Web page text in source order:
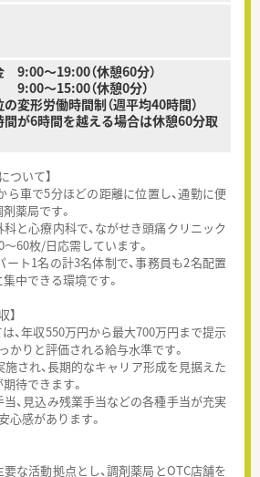
9:00～19:00（休憩60分）
～15:00（休憩0分）
変形労働時間制（週平均40時間）
が6時間を越える場合は休憩60分取
ついて】
車で5分ほどの距離に位置し、通勤に便
薬局です。
と心療内科で、ながせき頭痛クリニック
60枚/日応需しています。
ト1名の計3名体制で、事務員も2名配置
中できる環境です。
】
、年収550万円から最大700万円まで提示
かりと評価される給与水準です。
され、長期的なキャリア形成を見据えた
待できます。
、見込み残業手当などの各種手当が充実
心感があります。
な活動拠点とし、調剤薬局とOTC店舗を